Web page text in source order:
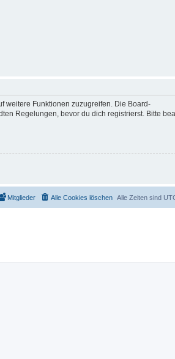
weitere Funktionen zuzugreifen. Die Board-
Regelungen, bevor du dich registrierst. Bitte
Alle Zeiten sind
Alle Cookies löschen
Mitglieder